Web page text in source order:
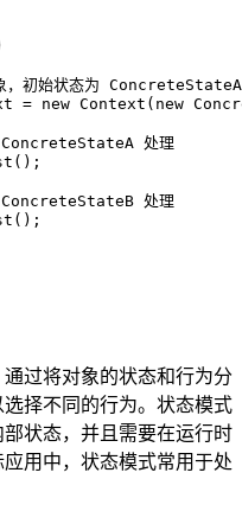
，初始状态为 ConcreteStateA
=
new Context( new
处理
处理
过将对象的状态和行为分
择不同的行为。状态模式
状态，并且需要在运行时
用中，状态模式常用于处